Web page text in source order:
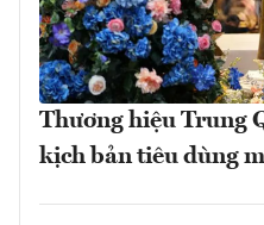
Thương hiệu Trung
kịch bản tiêu dùng